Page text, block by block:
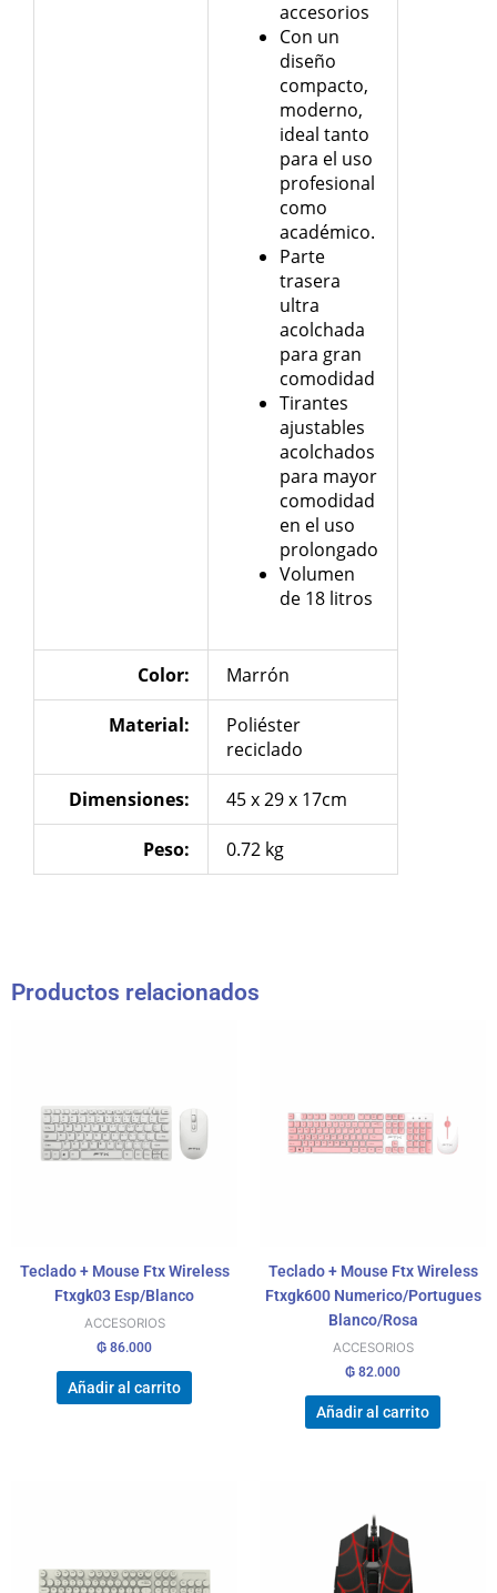
accesorios
Con un
diseño
compacto,
moderno,
ideal tanto
para el uso
profesional
como
académico.
Parte
trasera
ultra
acolchada
para gran
comodidad
Tirantes
ajustables
acolchados
para mayor
comodidad
en el uso
prolongado
Volumen
de 18 litros
Color: Marrón
Material:
Poliéster
reciclado
Dimensiones: 45 x 29 x 17cm
Peso: 0.72 kg
Productos relacionados
Teclado + Mouse Ftx Wireless
Ftxgk03 Esp/Blanco
ACCESORIOS
₲ 86.000
Añadir al carrito
Teclado + Mouse Ftx Wireless
Ftxgk600 Numerico/Portugues
Blanco/Rosa
ACCESORIOS
₲ 82.000
Añadir al carrito